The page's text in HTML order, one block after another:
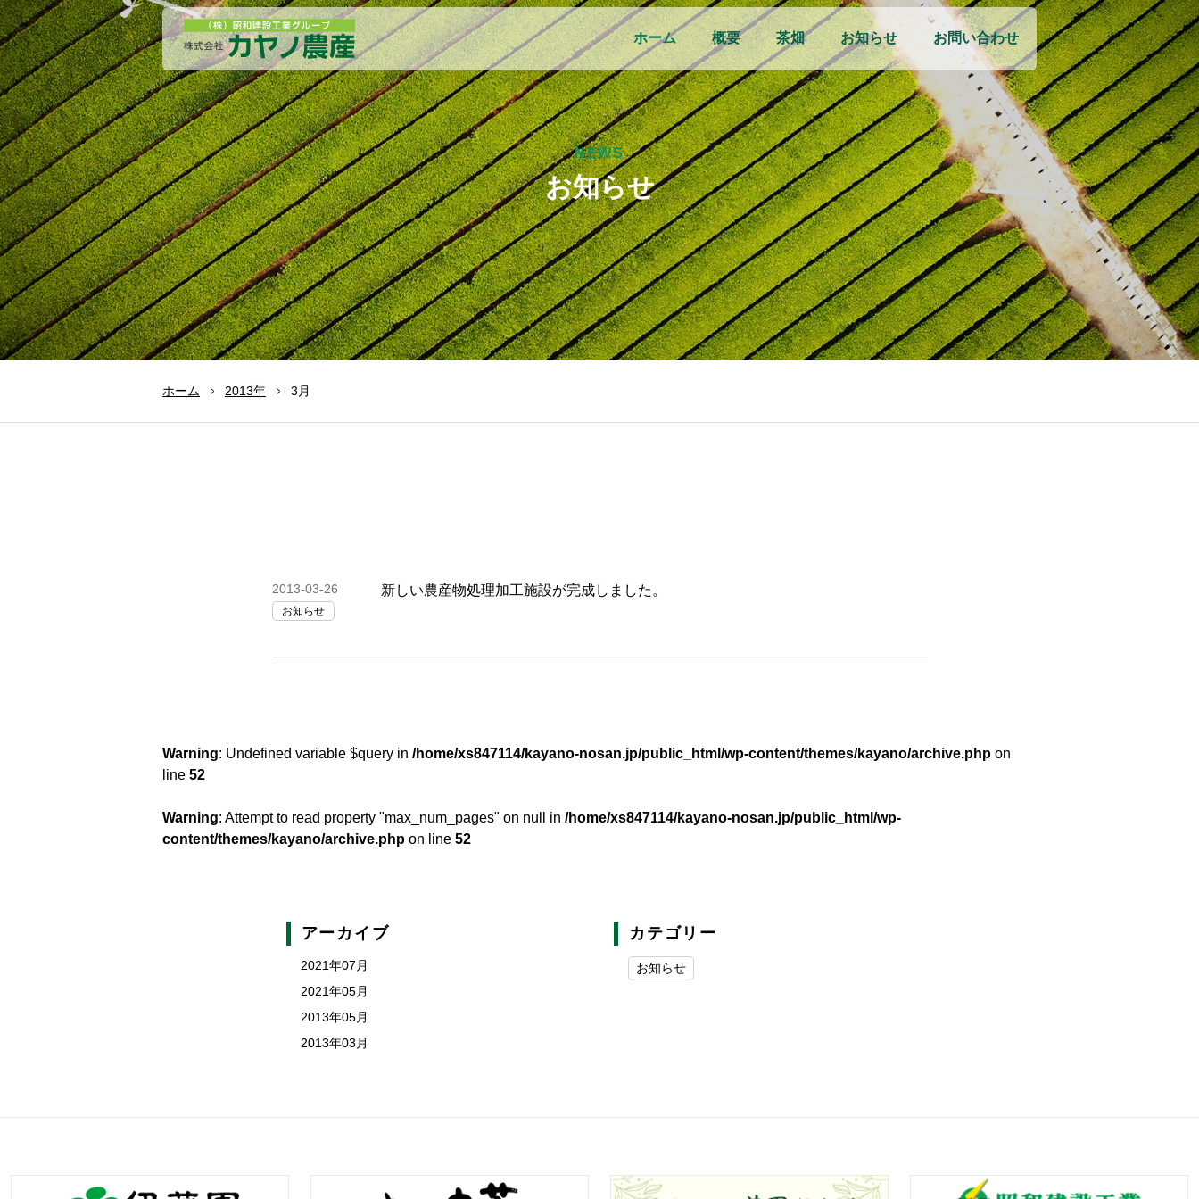
ホーム 概要 茶畑 お知らせ お問い合わせ
NEWS
お知らせ
ホーム 2013年 3月
2013-03-26
お知らせ
新しい農産物処理加工施設が完成しました。
Warning: Undefined variable $query in /home/xs847114/kayano-nosan.jp/public_html/wp-content/themes/kayano/archive.php on
line 52
Warning: Attempt to read property "max_num_pages" on null in /home/xs847114/kayano-nosan.jp/public_html/wp-
content/themes/kayano/archive.php on line 52
アーカイブ
2021年07月
2021年05月
2013年05月
2013年03月
カテゴリー
お知らせ